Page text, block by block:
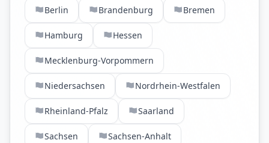
Berlin Brandenburg Bremen
Hamburg Hessen
Mecklenburg-Vorpommern
Niedersachsen Nordrhein-Westfalen
Rheinland-Pfalz Saarland
Sachsen Sachsen-Anhalt